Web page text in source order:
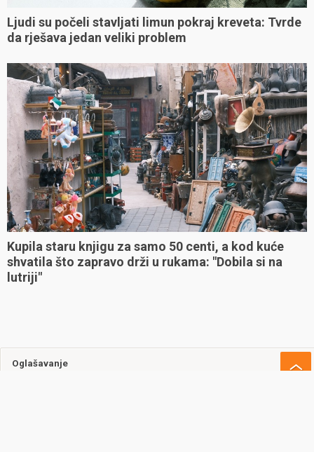
Ljudi su počeli stavljati limun pokraj kreveta: Tvrde
da rješava jedan veliki problem
Kupila staru knjigu za samo 50 centi, a kod kuće
shvatila što zapravo drži u rukama: "Dobila si na
lutriji"
Oglašavanje